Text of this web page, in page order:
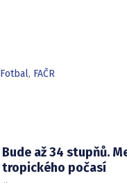
Fotbal, FAČR
Bude až 34 stupňů.
tropického počasí